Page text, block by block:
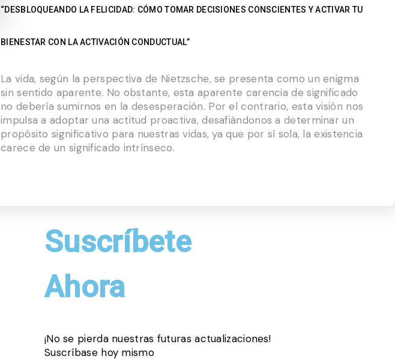
“DESBLOQUEANDO LA FELICIDAD: CÓMO TOMAR DECISIONES CONSCIENTES Y ACTIVAR TU
BIENESTAR CON LA ACTIVACIÓN CONDUCTUAL”
La vida, según la perspectiva de Nietzsche, se presenta como un enigma
sin sentido aparente. No obstante, esta aparente carencia de significado
no debería sumirnos en la desesperación. Por el contrario, esta visión nos
impulsa a adoptar una actitud proactiva, desafiándonos a determinar un
propósito significativo para nuestras vidas, ya que por sí sola, la existencia
carece de un significado intrínseco.
Suscríbete
Ahora
¡No se pierda nuestras futuras actualizaciones!
Suscríbase hoy mismo